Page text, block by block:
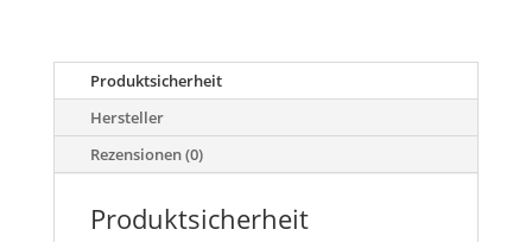
02
DUHA
Ladegut
Produktsicherheit
Hersteller
Rezensionen (0)
Produktsicherheit